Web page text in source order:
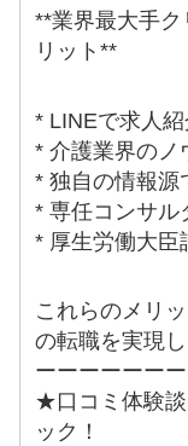
**業界最大手
リット**
* LINEで求人
* 介護業界のノ
* 独自の情報源
* 専任コンサル
* 厚生労働大
これらのメリ
の転職を実現し
ーーーーーー
★口コミ体験談
ック！